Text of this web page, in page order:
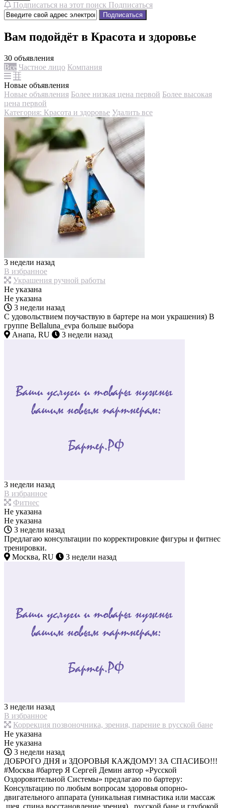
Подписаться на этот поиск Подписаться
Подписаться
Вам подойдёт в Красота и здоровье
30 объявления
Все Частное лицо Компания
Новые объявления
Новые объявления Более низкая цена первой Более высокая
цена первой
Категория: Красота и здоровье Удалить все
3 недели назад
В избранное
Украшения ручной работы
Не указана
Не указана
3 недели назад
С удовольствием поучаствую в бартере на мои украшения) В
группе Bellaluna_evpa больше выбора
Анапа, RU
3 недели назад
3 недели назад
В избранное
Фитнес
Не указана
Не указана
3 недели назад
Предлагаю консультации по корректировкие фигуры и фитнес
тренировки.
Москва, RU
3 недели назад
3 недели назад
В избранное
Коррекция позвоночника, зрения, парение в русской бане
Не указана
Не указана
3 недели назад
ДОБРОГО ДНЯ и ЗДОРОВЬЯ КАЖДОМУ! ЗА СПАСИБО!!!
#Москва #бартер Я Сергей Демин автор «Русской
Оздоровительной Системы» предлагаю по бартеру:
Консультацию по любым вопросам здоровья опорно-
двигательного аппарата (уникальная гимнастика или массаж
,шея, спина восстановление зрения) , русской бане и глубокой